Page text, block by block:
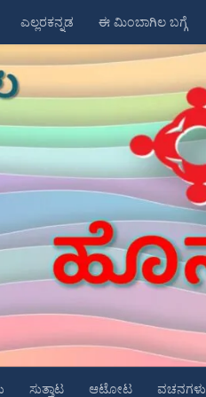
ಎಲ್ಲರಕನ್ನಡ ಈ ಮಿಂಬಾಗಿಲ ಬಗ್ಗೆ
ಸುತ್ತಾಟ ಆಟೋಟ ವಚನಗಳು